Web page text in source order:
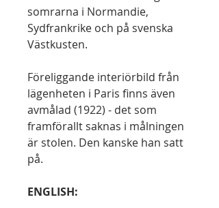
somrarna i Normandie,
Sydfrankrike och på svenska
Västkusten.
Föreliggande interiörbild från
lägenheten i Paris finns även
avmålad (1922) - det som
framförallt saknas i målningen
är stolen. Den kanske han satt
på.
ENGLISH: